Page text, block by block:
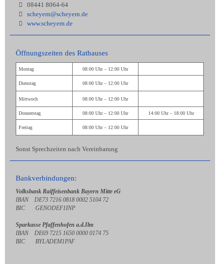
08441 8064-64
scheyern@scheyern.de
www.scheyern.de
Öffnungszeiten des Rathauses
Montag 08:00 Uhr – 12:00 Uhr
Dienstag 08:00 Uhr – 12:00 Uhr
Mittwoch 08:00 Uhr – 12:00 Uhr
Donnerstag 08:00 Uhr – 12:00 Uhr 14:00 Uhr – 18:00 Uhr
Freitag 08:00 Uhr – 12:00 Uhr
Sonst Sprechzeiten nach Vereinbarung
Bankverbindungen:
Volksbank Raiffeisenbank Bayern Mitte eG
IBAN DE73 7216 0818 0002 5104 72
BIC GENODEF1INP
Sparkasse Pfaffenhofen a.d.Ilm
IBAN DE69 7215 1650 0000 0174 75
BIC BYLADEM1PAF